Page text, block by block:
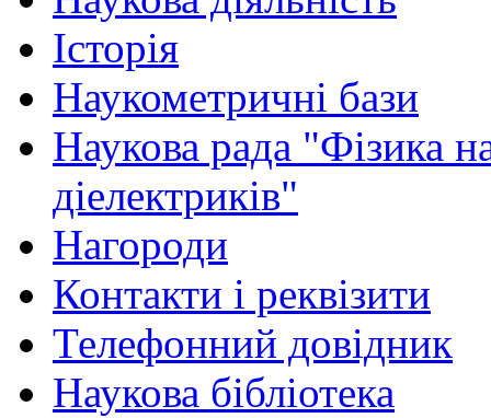
Історія
Наукометричні бази
Наукова рада "Фізика
діелектриків"
Нагороди
Контакти і реквізити
Телефонний довідник
Наукова бібліотека